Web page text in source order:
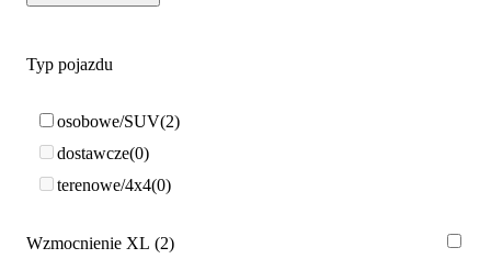
Typ pojazdu
osobowe/SUV 2
dostawcze 0
terenowe/4x4 0
Wzmocnienie XL 2